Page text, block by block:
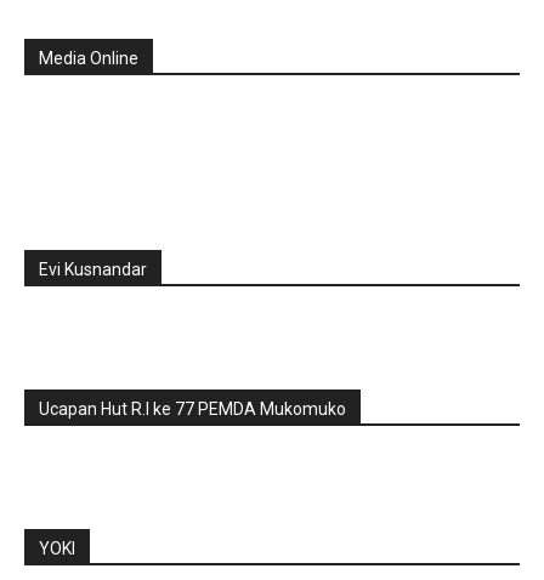
Media Online
Evi Kusnandar
Ucapan Hut R.I ke 77 PEMDA Mukomuko
YOKI